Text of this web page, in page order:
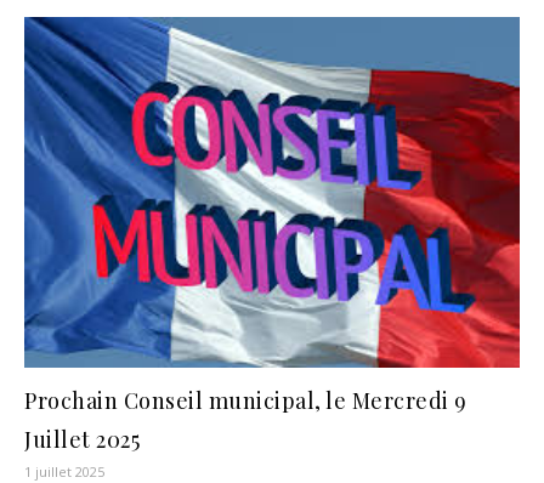
Prochain Conseil municipal, le Mercredi 9
Juillet 2025
1 juillet 2025